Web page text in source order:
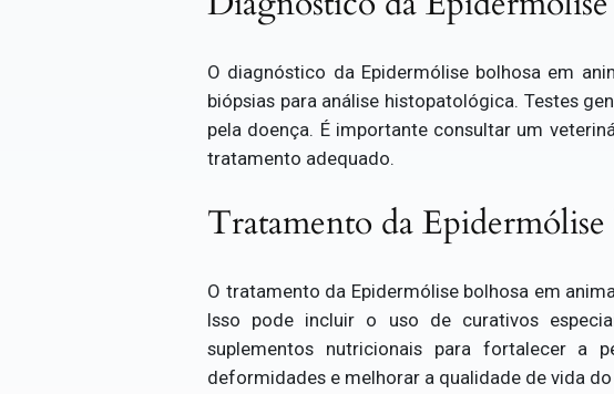
O diagnóstico da Epidermólise bolhosa em
biópsias para análise histopatológica. Testes
pela doença. É importante consultar um
tratamento adequado.
Tratamento da Epidermólise
O tratamento da Epidermólise bolhosa em
Isso pode incluir o uso de curativos
suplementos nutricionais para fortalecer a
deformidades e melhorar a qualidade de vida do